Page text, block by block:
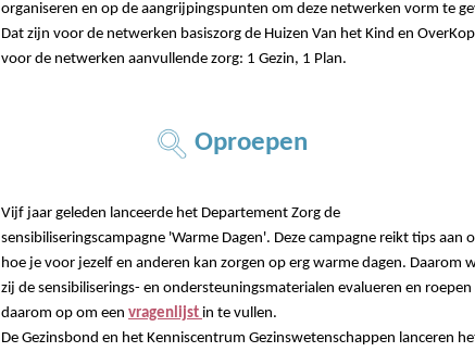
organiseren en op de aangrijpingspunten om deze netwerken vorm te
Dat zijn voor de netwerken basiszorg de Huizen Van het Kind en
voor de netwerken aanvullende zorg: 1 Gezin, 1 Plan.
Oproepen
Vijf jaar geleden lanceerde het Departement Zorg de
sensibiliseringscampagne 'Warme Dagen'. Deze campagne reikt tips aan
hoe je voor jezelf en anderen kan zorgen op erg warme dagen. Daarom
zij de sensibiliserings- en ondersteuningsmaterialen evalueren en roepen
daarom op om een vragenlijst in te vullen.
De Gezinsbond en het Kenniscentrum Gezinswetenschappen lanceren